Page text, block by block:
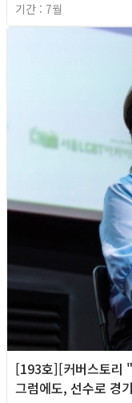
기간 : 7월
[193호][커버스토리
그럼에도, 선수로 경